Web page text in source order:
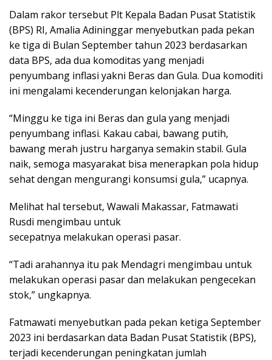
Dalam rakor tersebut Plt Kepala Badan Pusat Statistik
(BPS) RI, Amalia Adininggar menyebutkan pada pekan
ke tiga di Bulan September tahun 2023 berdasarkan
data BPS, ada dua komoditas yang menjadi
penyumbang inflasi yakni Beras dan Gula. Dua komoditi
ini mengalami kecenderungan kelonjakan harga.
“Minggu ke tiga ini Beras dan gula yang menjadi
penyumbang inflasi. Kakau cabai, bawang putih,
bawang merah justru harganya semakin stabil. Gula
naik, semoga masyarakat bisa menerapkan pola hidup
sehat dengan mengurangi konsumsi gula,” ucapnya.
Melihat hal tersebut, Wawali Makassar, Fatmawati
Rusdi mengimbau untuk
secepatnya melakukan operasi pasar.
“Tadi arahannya itu pak Mendagri mengimbau untuk
melakukan operasi pasar dan melakukan pengecekan
stok,” ungkapnya.
Fatmawati menyebutkan pada pekan ketiga September
2023 ini berdasarkan data Badan Pusat Statistik (BPS),
terjadi kecenderungan peningkatan jumlah